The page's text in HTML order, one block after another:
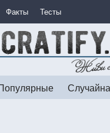
Факты Тесты